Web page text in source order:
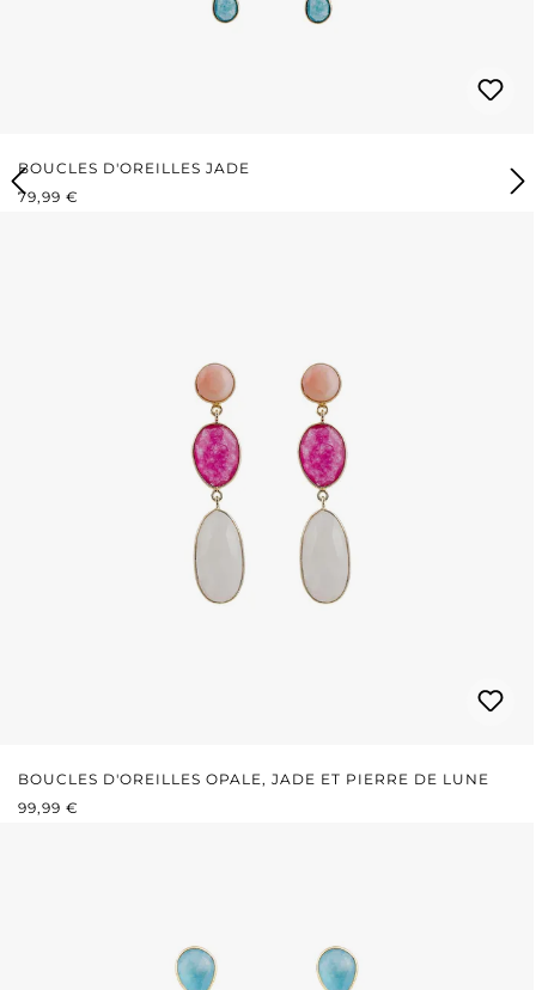
BOUCLES D'OREILLES JADE
PRIX RÉGULIER :
79,99 €
BOUCLES D'OREILLES OPALE, JADE ET PIERRE DE LUNE
PRIX RÉGULIER :
99,99 €